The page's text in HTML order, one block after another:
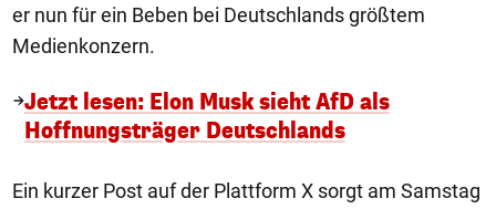
er nun für ein Beben bei Deutschlands größtem
Medienkonzern.
Jetzt lesen: Elon Musk sieht AfD als
Hoffnungsträger Deutschlands
Ein kurzer Post auf der Plattform X sorgt am Samstag